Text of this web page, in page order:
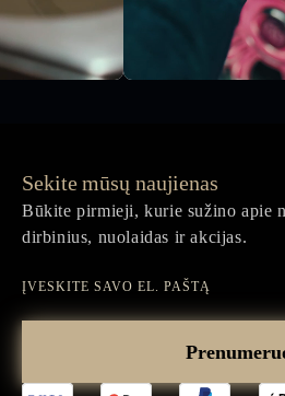
Sekite mūsų naujienas
Būkite pirmieji, kurie sužino apie
dirbinius, nuolaidas ir akcijas.
el.
paštą